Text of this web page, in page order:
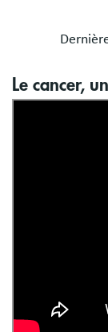
Blocs
libres
Le cancer,